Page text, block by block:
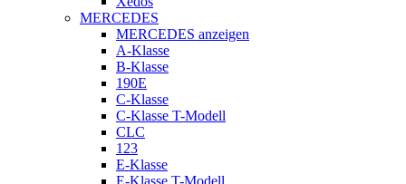
MERCEDES
MERCEDES anzeigen
A-Klasse
B-Klasse
190E
C-Klasse
C-Klasse T-Modell
CLC
123
E-Klasse
E-Klasse T-Modell